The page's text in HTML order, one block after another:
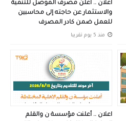
اعلان .. اعلن مصرف الموصل للتنمية
والاستثمار عن حاجته إلى محاسبين
للعمل ضمن كادر المصرف
منذ 5 يوم تقريبا
اعلان .. أعلنت مؤسسة ن والقلم